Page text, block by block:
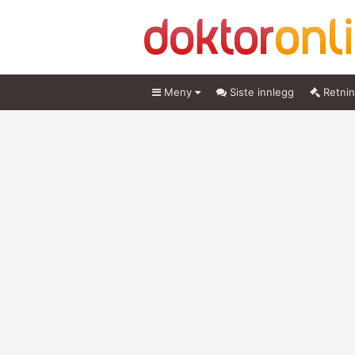
Meny Siste innlegg